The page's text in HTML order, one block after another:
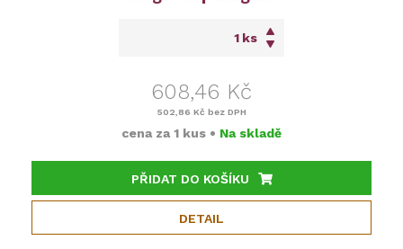
ks
608,46 Kč
502,86 Kč bez DPH
cena za 1 kus • Na skladě
PŘIDAT DO KOŠÍKU
DETAIL